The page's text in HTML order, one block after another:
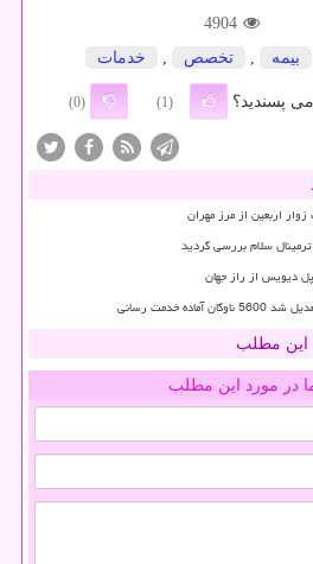
4904
بیمه , تخصص , خدمات
پسندید؟ (1)
(0)
اربعین از مرز مهران
سلام بررسی گردید
پل دیویس از راز جهان
این مطلب
در مورد این مطلب